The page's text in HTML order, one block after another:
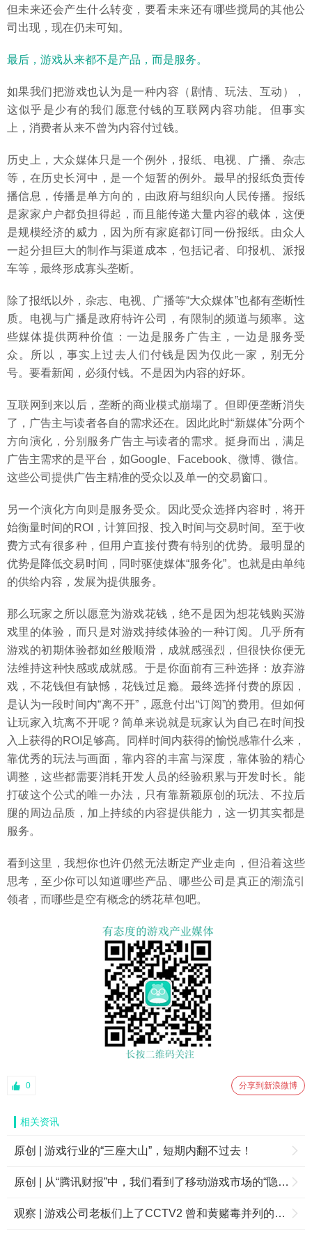
但未来还会产生什么转变，要看未来还有哪些搅局的其他公
司出现，现在仍未可知。
最后，游戏从来都不是产品，而是服务。
如果我们把游戏也认为是一种内容（剧情、玩法、互动），
这似乎是少有的我们愿意付钱的互联网内容功能。但事实
上，消费者从来不曾为内容付过钱。
历史上，大众媒体只是一个例外，报纸、电视、广播、杂志
等，在历史长河中，是一个短暂的例外。最早的报纸负责传
播信息，传播是单方向的，由政府与组织向人民传播。报纸
是家家户户都负担得起，而且能传递大量内容的载体，这便
是规模经济的威力，因为所有家庭都订同一份报纸。由众人
一起分担巨大的制作与渠道成本，包括记者、印报机、派报
车等，最终形成寡头垄断。
除了报纸以外，杂志、电视、广播等“大众媒体”也都有垄断性
质。电视与广播是政府特许公司，有限制的频道与频率。这
些媒体提供两种价值：一边是服务广告主，一边是服务受
众。所以，事实上过去人们付钱是因为仅此一家，别无分
号。要看新闻，必须付钱。不是因为内容的好坏。
互联网到来以后，垄断的商业模式崩塌了。但即便垄断消失
了，广告主与读者各自的需求还在。因此此时“新媒体”分两个
方向演化，分别服务广告主与读者的需求。挺身而出，满足
广告主需求的是平台，如Google、Facebook、微博、微信。
这些公司提供广告主精准的受众以及单一的交易窗口。
另一个演化方向则是服务受众。因此受众选择内容时，将开
始衡量时间的ROI，计算回报、投入时间与交易时间。至于收
费方式有很多种，但用户直接付费有特别的优势。最明显的
优势是降低交易时间，同时驱使媒体“服务化”。也就是由单纯
的供给内容，发展为提供服务。
那么玩家之所以愿意为游戏花钱，绝不是因为想花钱购买游
戏里的体验，而只是对游戏持续体验的一种订阅。几乎所有
游戏的初期体验都如丝般顺滑，成就感强烈，但很快你便无
法维持这种快感或成就感。于是你面前有三种选择：放弃游
戏，不花钱但有缺憾，花钱过足瘾。最终选择付费的原因，
是认为一段时间内“离不开”，愿意付出“订阅”的费用。但如何
让玩家入坑离不开呢？简单来说就是玩家认为自己在时间投
入上获得的ROI足够高。同样时间内获得的愉悦感靠什么来，
靠优秀的玩法与画面，靠内容的丰富与深度，靠体验的精心
调整，这些都需要消耗开发人员的经验积累与开发时长。能
打破这个公式的唯一办法，只有靠新颖原创的玩法、不拉后
腿的周边品质，加上持续的内容提供能力，这一切其实都是
服务。
看到这里，我想你也许仍然无法断定产业走向，但沿着这些
思考，至少你可以知道哪些产品、哪些公司是真正的潮流引
领者，而哪些是空有概念的绣花草包吧。
0 分享到新浪微博
相关资讯
原创 | 游戏行业的“三座大山”，短期内翻不过去！
原创 | 从“腾讯财报”中，我们看到了移动游戏市场的“隐忧”
观察 | 游戏公司老板们上了CCTV2 曾和黄赌毒并列的电子游戏15年来发生了什么？